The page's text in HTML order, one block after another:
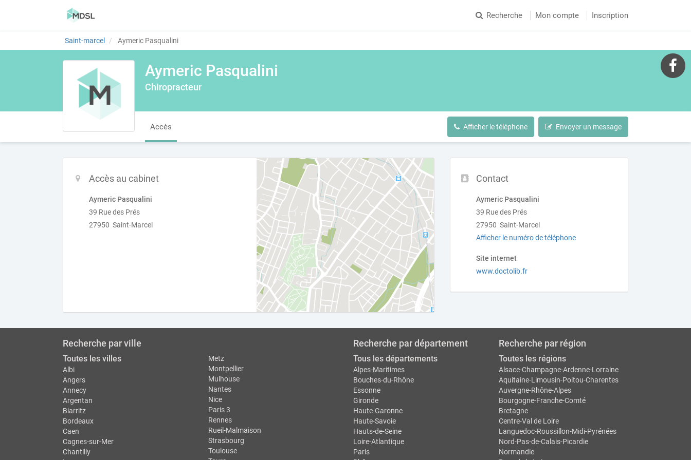
Recherche Mon compte Inscription
Saint-marcel Aymeric Pasqualini
Aymeric Pasqualini
Chiropracteur
Accès Afficher le téléphone Envoyer un message
Contact
Aymeric Pasqualini
39 Rue des Prés
27950 Saint-Marcel
Afficher le numéro de téléphone
Site internet
www.doctolib.fr
Accès au cabinet
Aymeric Pasqualini
39 Rue des Prés
27950 Saint-Marcel
Recherche par ville
Toutes les villes
Albi
Angers
Annecy
Argentan
Biarritz
Bordeaux
Caen
Cagnes-sur-Mer
Chantilly
Metz
Montpellier
Mulhouse
Nantes
Nice
Paris 3
Rennes
Rueil-Malmaison
Strasbourg
Toulouse
Recherche par département
Tous les départements
Alpes-Maritimes
Bouches-du-Rhône
Essonne
Gironde
Haute-Garonne
Haute-Savoie
Hauts-de-Seine
Loire-Atlantique
Paris
Recherche par région
Toutes les régions
Alsace-Champagne-Ardenne-Lorraine
Aquitaine-Limousin-Poitou-Charentes
Auvergne-Rhône-Alpes
Bourgogne-Franche-Comté
Bretagne
Centre-Val de Loire
Languedoc-Roussillon-Midi-Pyrénées
Nord-Pas-de-Calais-Picardie
Normandie